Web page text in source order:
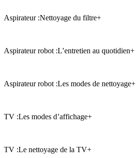
Aspirateur :Nettoyage du filtre+
Aspirateur robot :L’entretien au quotidien+
Aspirateur robot :Les modes de nettoyage+
TV :Les modes d’affichage+
TV :Le nettoyage de la TV+